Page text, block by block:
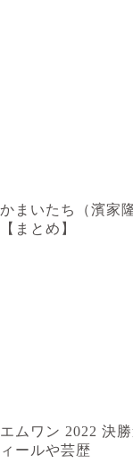
かまいたち（‎濱家
【まとめ】
エムワン 2022 決
ィールや芸歴